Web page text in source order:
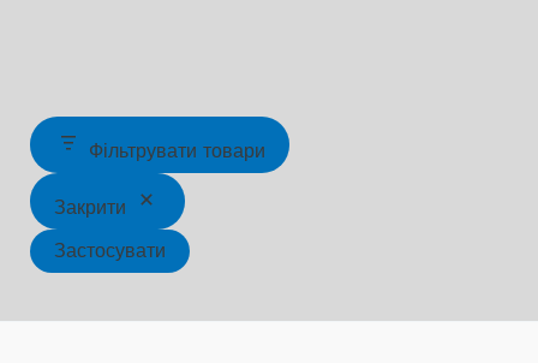
Фільтрувати товари
Закрити
Застосувати